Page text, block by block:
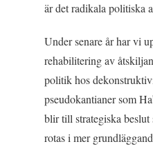
är det radikala politiska
Under senare år har vi
rehabilitering av
politik hos
pseudokantianer som
blir till strategiska beslut
rotas i mer